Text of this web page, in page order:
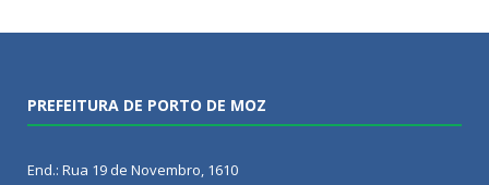
PREFEITURA DE PORTO DE MOZ
End.: Rua 19 de Novembro, 1610